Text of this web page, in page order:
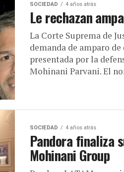
SOCIEDAD 4 años atrás
Le rechazan
La Corte Suprema de
demanda de amparo
presentada por la
Mohinani Parvani. El
SOCIEDAD 4 años atrás
Pandora finaliza
Mohinani Group